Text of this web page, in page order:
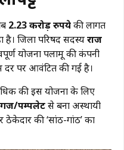
2.23 करोड़ रुपयेकी लागत
है। जिला परिषद सदस्यराज
योजना पलामू की कंपनी
दर पर आवंटित की गई है।
की इस योजना के लिए
पम्पलेटसे बना अस्थायी
ठेकेदार की ‘सांठ-गांठ’ का